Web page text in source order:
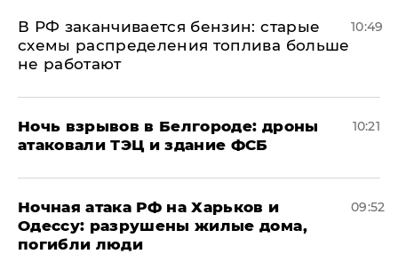
​В РФ заканчивается бензин: старые
схемы распределения топлива больше
не работают
10:49
​Ночь взрывов в Белгороде: дроны
атаковали ТЭЦ и здание ФСБ
10:21
​Ночная атака РФ на Харьков и
Одессу: разрушены жилые дома,
погибли люди
09:52